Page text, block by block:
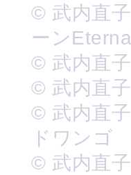
© 武内直
ーン
© 武内直
© 武内直
© 武内直
ドワンゴ
© 武内直